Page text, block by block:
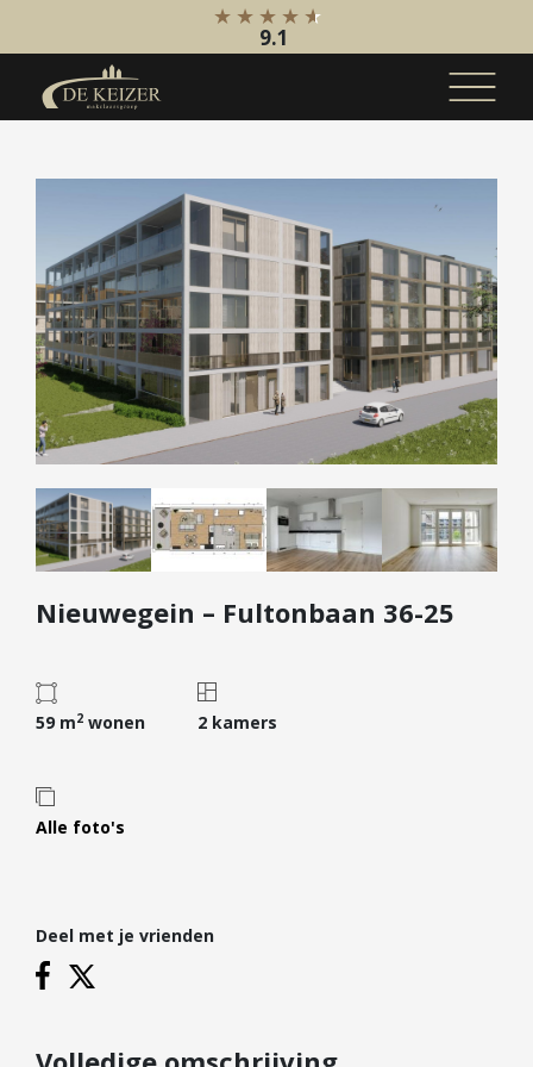
Koopaanbod
Bestaande bouw
Internationaal
Nieuwbouw
Bedrijfsaanbod
Huuraanbod
Bestaande bouw
Internationaal
Nieuwbouw
Bedrijfsaanbod
Diensten
Kopen
Huren
Verhuren
Verzekeren
Particulieren
Hypotheken
Hypotheek oversluiten
9.1
Nieuwegein – Fultonbaan 36-25
59 m2 wonen 2 kamers
Alle foto's
Deel met je vrienden